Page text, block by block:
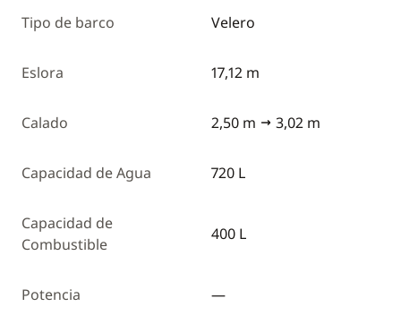
Tipo de barco Velero
Eslora 17,12 m
Calado 2,50 m 3,02 m
Capacidad de Agua 720 L
Capacidad de
Combustible
400 L
Potencia —